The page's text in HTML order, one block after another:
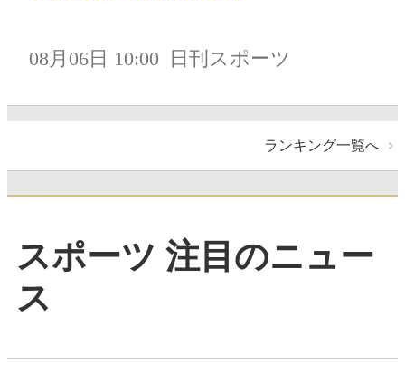
08月06日 10:00 日刊スポーツ
ランキング一覧へ
スポーツ 注目のニュー
ス